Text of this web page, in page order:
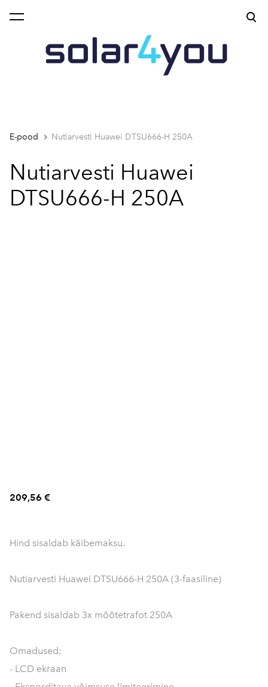
lisati ostukorvi.
E-pood Nutiarvesti Huawei DTSU666-H 250A
Nutiarvesti Huawei
DTSU666-H 250A
209,56 €
Hind sisaldab käibemaksu.
Nutiarvesti Huawei DTSU666-H 250A (3-faasiline)
Pakend sisaldab 3x mõõtetrafot 250A
Omadused:
- LCD ekraan